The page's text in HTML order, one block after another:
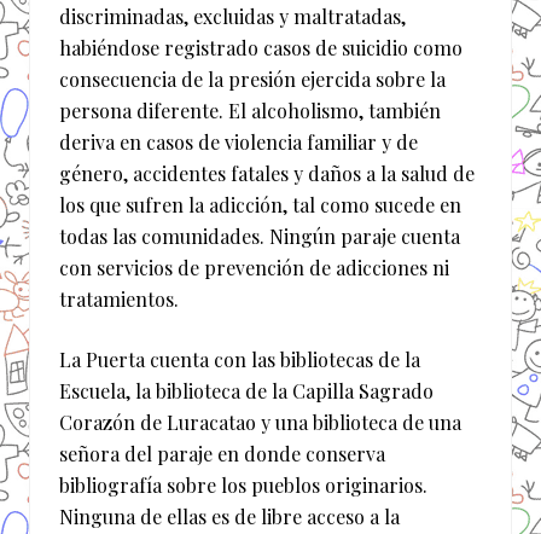
discriminadas, excluidas y maltratadas,
habiéndose registrado casos de suicidio como
consecuencia de la presión ejercida sobre la
persona diferente. El alcoholismo, también
deriva en casos de violencia familiar y de
género, accidentes fatales y daños a la salud de
los que sufren la adicción, tal como sucede en
todas las comunidades. Ningún paraje cuenta
con servicios de prevención de adicciones ni
tratamientos.
La Puerta cuenta con las bibliotecas de la
Escuela, la biblioteca de la Capilla Sagrado
Corazón de Luracatao y una biblioteca de una
señora del paraje en donde conserva
bibliografía sobre los pueblos originarios.
Ninguna de ellas es de libre acceso a la